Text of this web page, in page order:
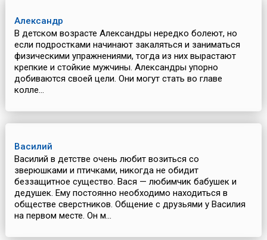
Александр
В детском возрасте Александры нередко болеют, но
если подростками начинают закаляться и заниматься
физическими упражнениями, тогда из них вырастают
крепкие и стойкие мужчины. Александры упорно
добиваются своей цели. Они могут стать во главе
колле...
Василий
Василий в детстве очень любит возиться со
зверюшками и птичками, никогда не обидит
беззащитное существо. Вася — любимчик бабушек и
дедушек. Ему постоянно необходимо находиться в
обществе сверстников. Общение с друзьями у Василия
на первом месте. Он м...